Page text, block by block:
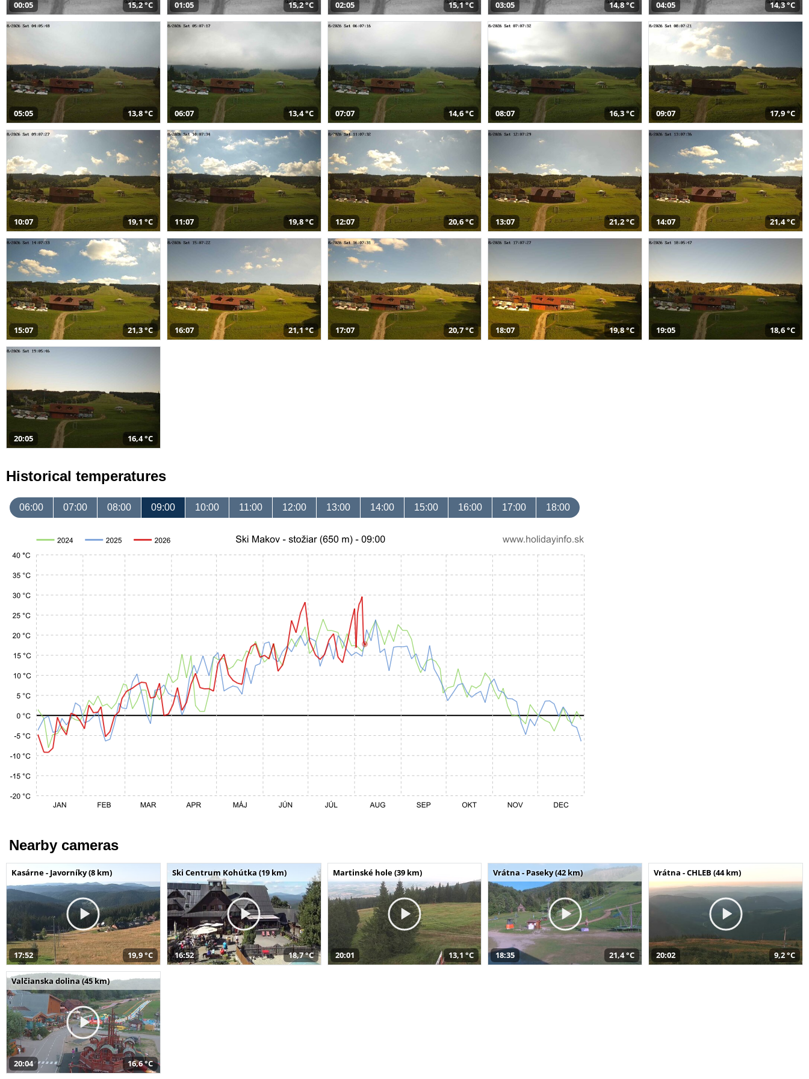
00:05 15,2 °C 01:05 15,2 °C 02:05 15,1 °C 03:05 14,8 °C 04:05 14,3 °C
05:05 13,8 °C 06:07 13,4 °C 07:07 14,6 °C 08:07 16,3 °C 09:07 17,9 °C
10:07 19,1 °C 11:07 19,8 °C 12:07 20,6 °C 13:07 21,2 °C 14:07 21,4 °C
15:07 21,3 °C 16:07 21,1 °C 17:07 20,7 °C 18:07 19,8 °C 19:05 18,6 °C
20:05 16,4 °C
Historical temperatures
06:00 07:00 08:00 09:00 10:00 11:00 12:00 13:00 14:00 15:00 16:00 17:00 18:00
Nearby cameras
Kasárne - Javorníky (8 km)
17:52 19,9 °C
Ski Centrum Kohútka (19 km)
16:52 18,7 °C
Martinské hole (39 km)
20:01 13,1 °C
Vrátna - Paseky (42 km)
18:35 21,4 °C
Vrátna - CHLEB (44 km)
20:02 9,2 °C
Valčianska dolina (45 km)
20:04 16,6 °C